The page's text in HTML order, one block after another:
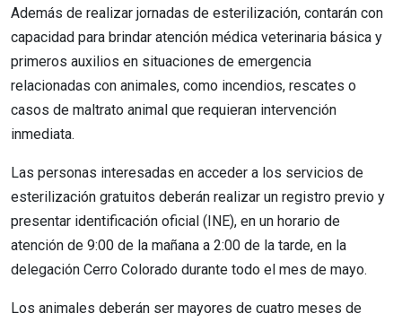
Además de realizar jornadas de esterilización, contarán con
capacidad para brindar atención médica veterinaria básica y
primeros auxilios en situaciones de emergencia
relacionadas con animales, como incendios, rescates o
casos de maltrato animal que requieran intervención
inmediata.
Las personas interesadas en acceder a los servicios de
esterilización gratuitos deberán realizar un registro previo y
presentar identificación oficial (INE), en un horario de
atención de 9:00 de la mañana a 2:00 de la tarde, en la
delegación Cerro Colorado durante todo el mes de mayo.
Los animales deberán ser mayores de cuatro meses de